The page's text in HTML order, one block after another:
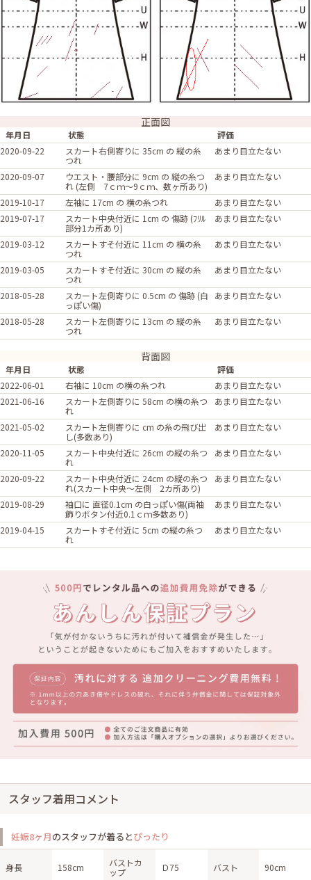
正面図
年月日 状態
評価
2020-09-22
スカート右側寄りに 35cm の 縦の糸
つれ
あまり目立たない
2020-09-07
ウエスト・腰部分に 9cm の 縦の糸つ
れ (左側 7ｃｍ～9ｃｍ、数ヶ所あり)
あまり目立たない
2019-10-17 左袖に 17cm の 横の糸つれ
あまり目立たない
2019-07-17
スカート中央付近に 1cm の 傷跡 (ﾌﾘﾙ
部分1カ所あり)
あまり目立たない
2019-03-12
スカートすそ付近に 11cm の 横の糸
つれ
あまり目立たない
2019-03-05
スカートすそ付近に 30cm の 縦の糸
つれ
あまり目立たない
2018-05-28
スカート左側寄りに 0.5cm の 傷跡 (白
っぽい傷)
あまり目立たない
2018-05-28
スカート左側寄りに 13cm の 縦の糸
つれ
あまり目立たない
背面図
年月日 状態
評価
2022-06-01
右袖に 10cm の横の糸つれ
あまり目立たない
2021-06-16
スカート左側寄りに 58cm の横の糸つ
れ
あまり目立たない
2021-05-02
スカート左側寄りに cm の糸の飛び出
し(多数あり)
あまり目立たない
2020-11-05
スカート中央付近に 26cm の縦の糸つ
れ
あまり目立たない
2020-09-22
スカート中央付近に 24cm の縦の糸つ
れ(スカート中央～左側 2カ所あり)
あまり目立たない
2019-08-29
袖口に 直径0.1cm の白っぽい傷(両袖
飾りボタン付近0.1ｃｍ多数あり)
あまり目立たない
2019-04-15
スカートすそ付近に 5cm の縦の糸つ
れ
あまり目立たない
スタッフ着用コメント
妊娠8ヶ月のスタッフが着るとぴったり
身長 158cm
バストカ
ップ
Ｄ75 バスト 90cm